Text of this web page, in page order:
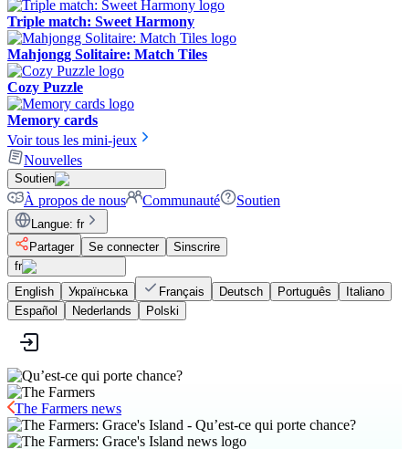
Triple match: Sweet Harmony
Mahjongg Solitaire: Match Tiles
Cozy Puzzle
Memory cards
Voir tous les mini-jeux
Nouvelles
Soutien
À propos de nous Communauté Soutien
Langue: fr
Partager
Se connecter
Sinscrire
fr
English
Українська Français Deutsch Português
Italiano
Español
Nederlands Polski
The Farmers news